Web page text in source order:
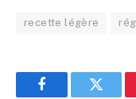
recette légère